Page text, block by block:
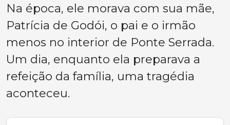
Na época, ele morava com sua mãe,
Patrícia de Godói, o pai e o irmão
menos no interior de Ponte Serrada.
Um dia, enquanto ela preparava a
refeição da família, uma tragédia
aconteceu.